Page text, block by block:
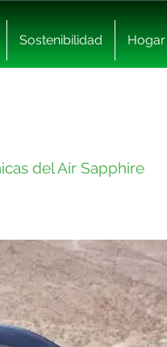
Sostenibilidad Hogar
del Air Sapphire